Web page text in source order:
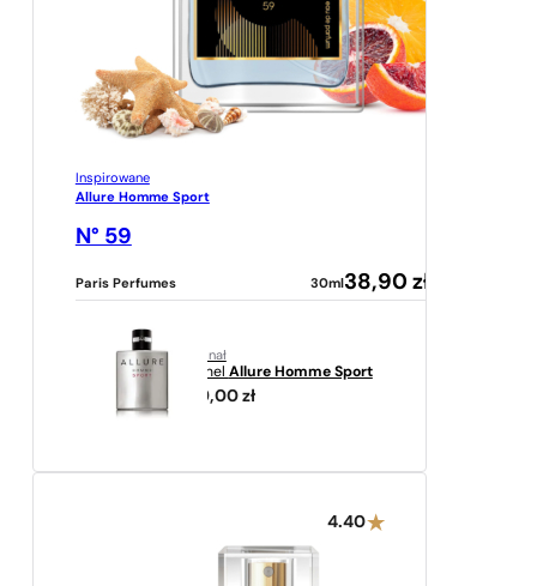
Inspirowane
Allure Homme Sport
N° 59
Paris Perfumes 30ml 38,90 zł
oryginał
Chanel Allure Homme Sport
589,00 zł
4.40